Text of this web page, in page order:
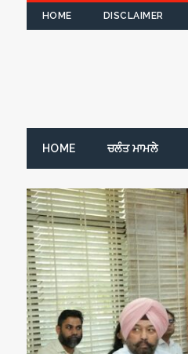
HOME DISCLAIMER
HOME ਚਲੰਤ ਮਾਮਲੇ